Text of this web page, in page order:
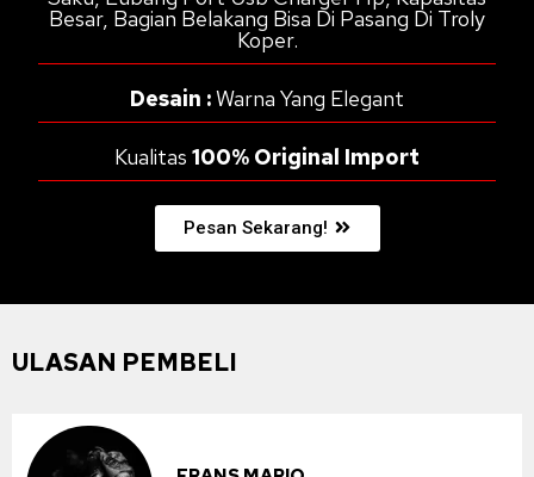
Besar, Bagian Belakang Bisa Di Pasang Di Troly
Koper.
Desain :Warna Yang Elegant
Kualitas 100% Original Import
Pesan Sekarang!
ULASAN PEMBELI